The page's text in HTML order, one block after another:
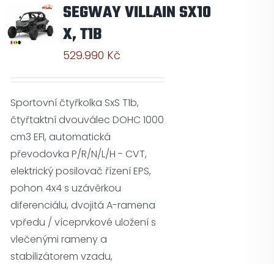
SEGWAY VILLAIN SX10
X, T1B
529.990 Kč
Sportovní čtyřkolka SxS T1b,
čtyřtaktní dvouválec DOHC 1000
cm3 EFI, automatická
převodovka P/R/N/L/H - CVT,
elektrický posilovač řízení EPS,
pohon 4x4 s uzávěrkou
diferenciálu, dvojitá A-ramena
vpředu / víceprvkové uložení s
vlečenými rameny a
stabilizátorem vzadu,